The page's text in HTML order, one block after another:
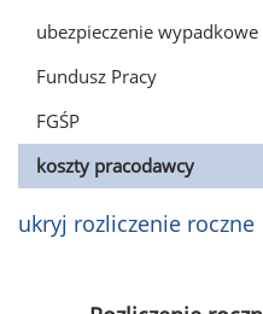
ubezpieczenie wypadkowe
Fundusz Pracy
FGŚP
koszty pracodawcy
ukryj rozliczenie roczne